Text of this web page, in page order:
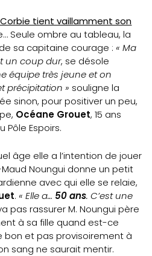
Corbie tient vaillamment son
Seule ombre au tableau, la
sa capitaine courage :« Ma
un coup dur, se désole
équipe très jeune et on
précipitation » souligne la
sinon, pour positiver un peu,
Océane Grouet, 15 ans
Espoirs.
âge elle a l’intention de jouer
Noungui donne un petit
avec qui elle se relaie,
. « Elle a… 50 ans. C’est une
pas rassurer M. Noungui père
à sa fille quand est-ce
bon et pas provisoirement à
sang ne saurait mentir.